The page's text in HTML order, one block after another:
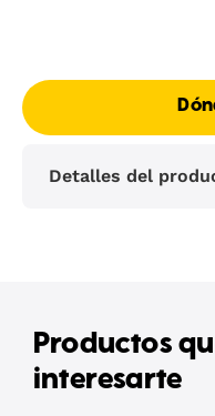
Detalles del
Productos
interesarte